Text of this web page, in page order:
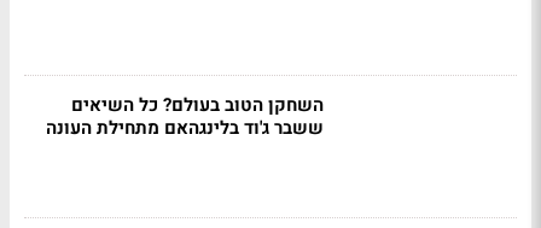
השחקן הטוב בעולם? כל השיאים
ששבר ג'וד בלינגהאם מתחילת העונה